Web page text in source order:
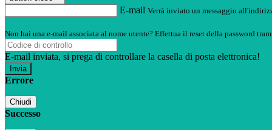
E-mail Verrà inviato un messaggio
Non hai una e-mail associata al nome utente? Effettua il reset della password
E-mail inviata, si prega di controllare la casella di posta elettronica!
Errore
Chiudi
Successo